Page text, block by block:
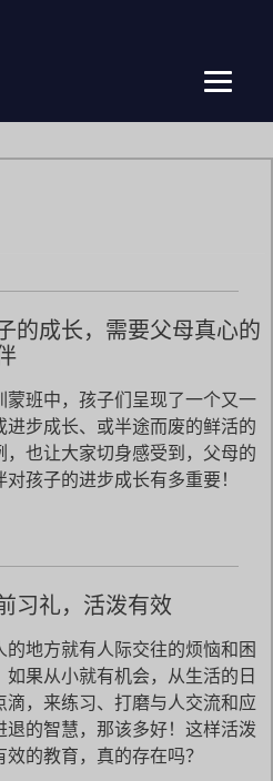
的成长，需要父母真心的
蒙班中，孩子们呈现了一个又一
进步成长、或半途而废的鲜活的
，也让大家切身感受到，父母的
对孩子的进步成长有多重要！
习礼，活泼有效
的地方就有人际交往的烦恼和困
如果从小就有机会，从生活的日
滴，来练习、打磨与人交流和应
退的智慧，那该多好！这样活泼
效的教育，真的存在吗？